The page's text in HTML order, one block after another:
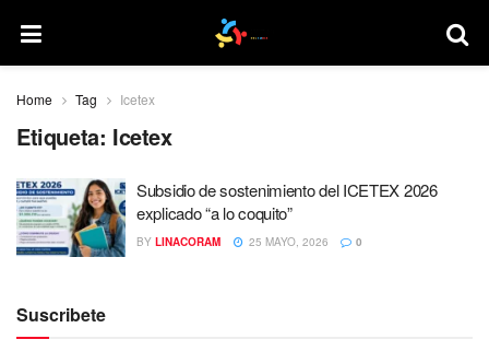
Home Tag Icetex
Etiqueta: Icetex
Subsidio de sostenimiento del ICETEX 2026
explicado “a lo coquito”
BY LINACORAM 25 MAYO, 2026 0
Suscribete